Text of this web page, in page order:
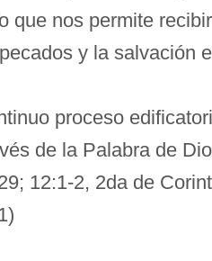
que nos permite
y la salvación
proceso
de la Palabra de
12:1-2, 2da de